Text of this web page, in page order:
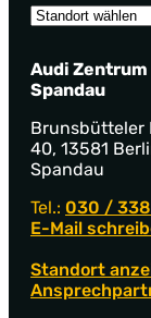
Audi
Spandau
Brunsbütteler
40, 13581
Spandau
Tel.: 030 /
E-Mail
Standort